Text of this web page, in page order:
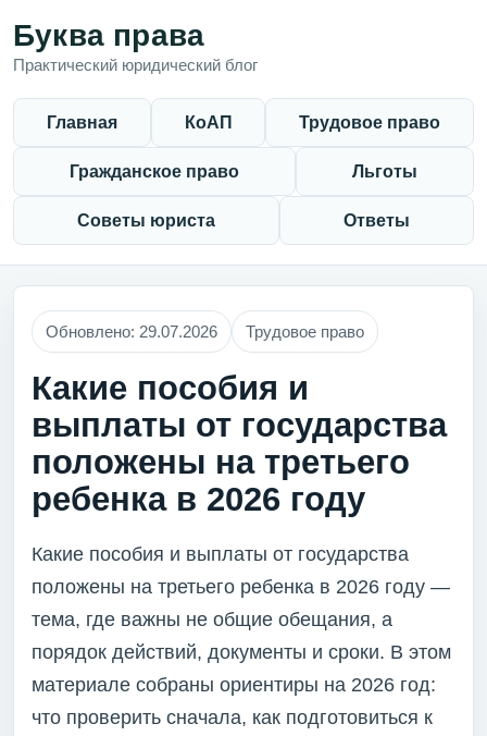
Буква права
Практический юридический блог
Главная КоАП Трудовое право
Гражданское право Льготы
Советы юриста Ответы
Обновлено: 29.07.2026 Трудовое право
Какие пособия и
выплаты от государства
положены на третьего
ребенка в 2026 году
Какие пособия и выплаты от государства
положены на третьего ребенка в 2026 году —
тема, где важны не общие обещания, а
порядок действий, документы и сроки. В этом
материале собраны ориентиры на 2026 год:
что проверить сначала, как подготовиться к